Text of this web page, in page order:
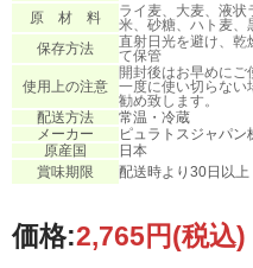
原 材 料
ライ麦、大麦、液状
米、砂糖、ハト麦、
保存方法
直射日光を避け、乾
て保管
使用上の注意
開封後はお早めにご
一度に使い切らない
勧め致します。
配送方法
常温・冷蔵
メーカー
ピュラトスジャパン
原産国
日本
賞味期限
配送時より30日以上
価格:2,765円(税込)